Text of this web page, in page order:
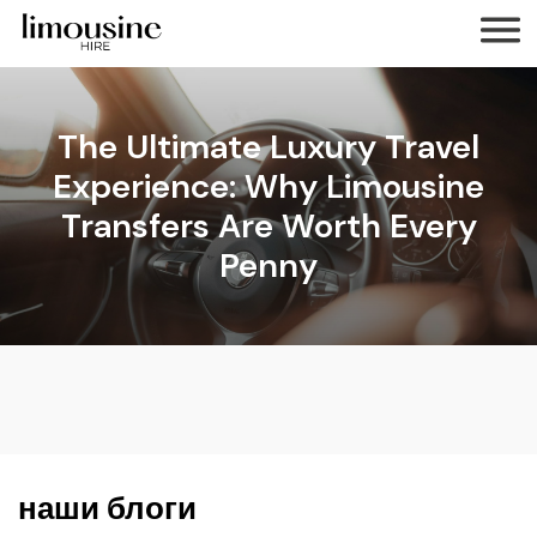
The Ultimate Luxury Travel
Experience: Why Limousine
Transfers Are Worth Every
Penny
наши блоги